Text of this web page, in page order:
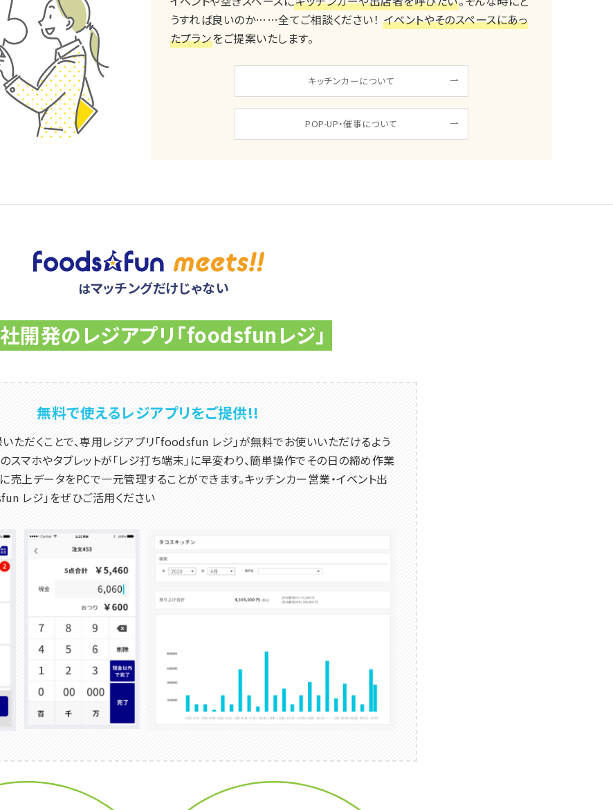
うすれば良いのか……全てご相談ください！ イベントやそのスペースにあっ
たプランをご提案いたします。
キッチンカーについて
POP-UP・催事について
はマッチングだけじゃない
開発のレジアプリ「foodsfunレジ」
無料で使えるレジアプリをご提供!!
ただくことで、専用レジアプリ「foodsfun レジ」が無料でお使いいただけるよう
スマホやタブレットが「レジ打ち端末」に早変わり、簡単操作でその日の締め作業
売上データをPCで一元管理することができます。キッチンカー営業・イベント出
レジ」をぜひご活用ください